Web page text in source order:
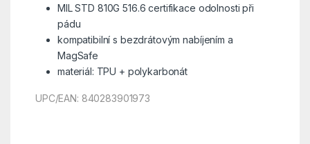
MIL STD 810G 516.6 certifikace odolnosti při
pádu
kompatibilní s bezdrátovým nabíjením a
MagSafe
materiál: TPU + polykarbonát
UPC/EAN: 840283901973